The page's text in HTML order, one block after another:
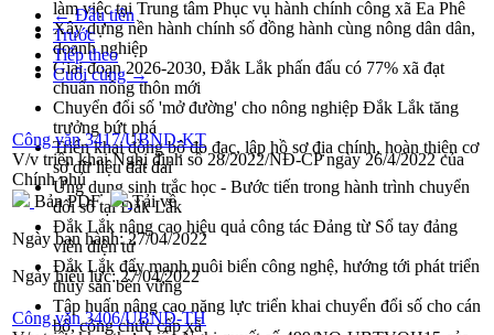
làm việc tại Trung tâm Phục vụ hành chính công xã Ea Phê
Xây dựng nền hành chính số đồng hành cùng nông dân dân,
doanh nghiệp
Giai đoạn 2026-2030, Đắk Lắk phấn đấu có 77% xã đạt
chuẩn nông thôn mới
Chuyển đổi số 'mở đường' cho nông nghiệp Đắk Lắk tăng
trưởng bứt phá
Triển khai đồng bộ đo đạc, lập hồ sơ địa chính, hoàn thiện cơ
sở dữ liệu đất đai
Ứng dụng sinh trắc học - Bước tiến trong hành trình chuyển
đổi số tại Đắk Lắk
Đắk Lắk nâng cao hiệu quả công tác Đảng từ Sổ tay đảng
viên điện tử
Đắk Lắk đẩy mạnh nuôi biển công nghệ, hướng tới phát triển
thủy sản bền vững
Tập huấn nâng cao năng lực triển khai chuyển đổi số cho cán
bộ, công chức cấp xã
← Đầu tiên
Trước
Tiếp theo
Cuối cùng →
Công văn 3417/UBND-KT
V/v triển khai Nghị định số 28/2022/NĐ-CP ngày 26/4/2022 của
Chính phủ
Bản PDF
Tải về
Ngày ban hành:27/04/2022
Ngày hiệu lực:27/04/2022
Công văn 3406/UBND-TH